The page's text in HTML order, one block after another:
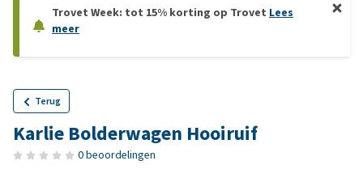
Trovet Week: tot 15% korting op Trovet Lees
meer
Terug
Karlie Bolderwagen Hooiruif
0 beoordelingen